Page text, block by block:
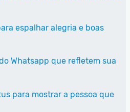
espalhar alegria e boas
Whatsapp que refletem sua
para mostrar a pessoa que